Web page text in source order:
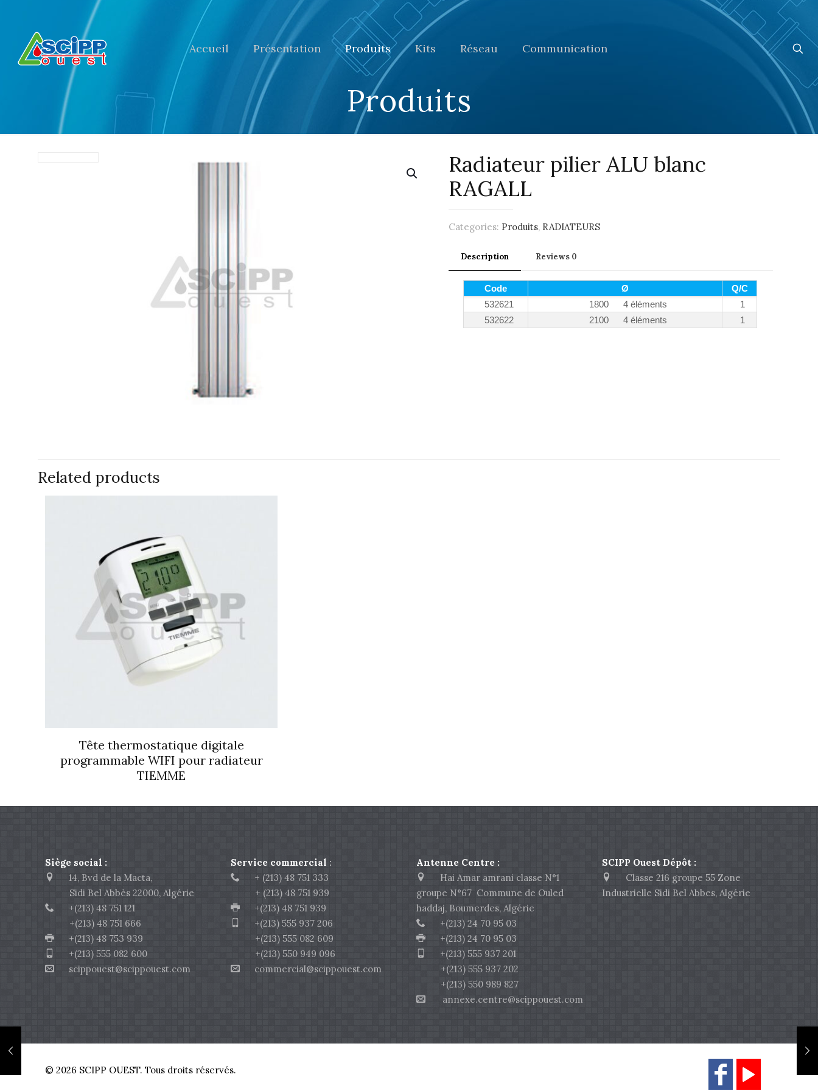
Accueil Présentation Produits Kits Réseau Communication
Produits
Radiateur pilier ALU blanc
RAGALL
Categories: Produits, RADIATEURS
Description Reviews 0
Code Ø
Q/C
532621
1800 4 éléments
1
532622
2100 4 éléments 1
Related products
Tête thermostatique digitale
programmable WIFI pour radiateur
TIEMME
Siège social :
14, Bvd de la Macta,
Sidi Bel Abbès 22000, Algérie
+(213) 48 751 121
+(213) 48 751 666
+(213) 48 753 939
+(213) 555 082 600
scippouest@scippouest.com
Service commercial :
+ (213) 48 751 333
+ (213) 48 751 939
+(213) 48 751 939
+(213) 555 937 206
+(213) 555 082 609
+(213) 550 949 096
commercial@scippouest.com
Antenne Centre :
Hai Amar amrani classe N°1
groupe N°67 Commune de Ouled
haddaj, Boumerdes, Algérie
+(213) 24 70 95 03
+(213) 24 70 95 03
+(213) 555 937 201
+(213) 555 937 202
+(213) 550 989 827
annexe.centre@scippouest.com
SCIPP Ouest Dépôt :
Classe 216 groupe 55 Zone
Industrielle Sidi Bel Abbes, Algérie
© 2026 SCIPP OUEST. Tous droits réservés.